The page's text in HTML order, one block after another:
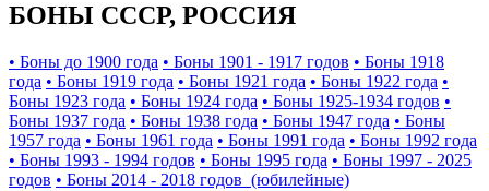
БОНЫ СССР, РОССИЯ
• Боны до 1900 года • Боны 1901 - 1917 годов • Боны 1918
года • Боны 1919 года • Боны 1921 года • Боны 1922 года •
Боны 1923 года • Боны 1924 года • Боны 1925-1934 годов •
Боны 1937 года • Боны 1938 года • Боны 1947 года • Боны
1957 года • Боны 1961 года • Боны 1991 года • Боны 1992 года
• Боны 1993 - 1994 годов • Боны 1995 года • Боны 1997 - 2025
годов • Боны 2014 - 2018 годов (юбилейные)